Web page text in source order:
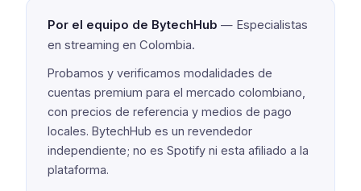
Por el equipo de BytechHub — Especialistas
en streaming en Colombia.
Probamos y verificamos modalidades de
cuentas premium para el mercado colombiano,
con precios de referencia y medios de pago
locales. BytechHub es un revendedor
independiente; no es Spotify ni esta afiliado a la
plataforma.